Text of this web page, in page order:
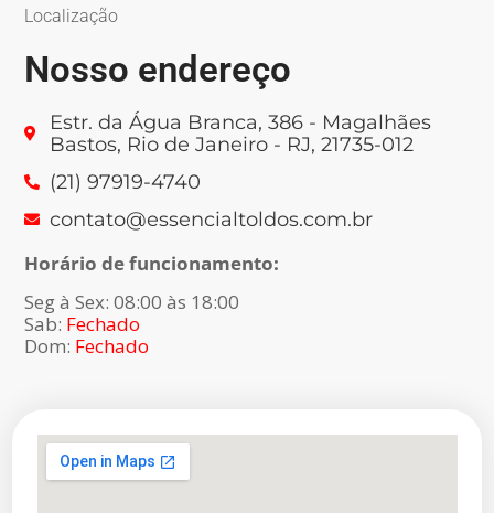
Localização
Nosso endereço
Estr. da Água Branca, 386 - Magalhães
Bastos, Rio de Janeiro - RJ, 21735-012
(21) 97919-4740
contato@essencialtoldos.com.br
Horário de funcionamento:
Seg à Sex: 08:00 às 18:00
Sab: Fechado
Dom: Fechado